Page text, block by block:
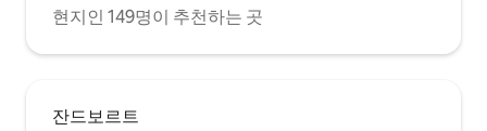
현지인 149명이 추천하는 곳
잔드보르트